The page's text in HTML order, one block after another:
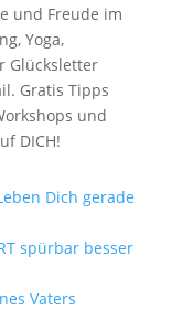
und Freude im
Yoga,
Glücksletter
Gratis Tipps
und
DICH!
Dich gerade
spürbar besser
Vaters